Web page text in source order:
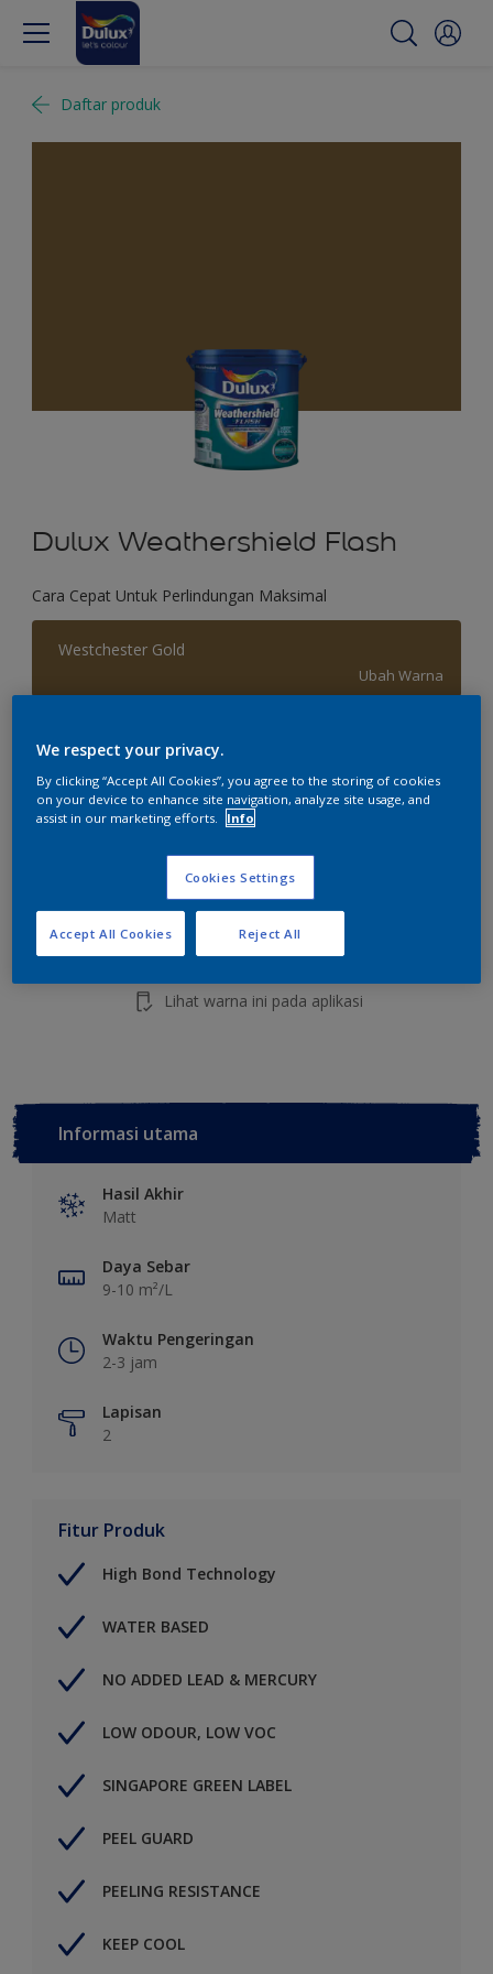
Daftar produk
Dulux Weathershield Flash
Cara Cepat Untuk Perlindungan Maksimal
Westchester Gold
Ubah Warna
2.5 L 20 L
Kalkulator cat
Tambahkan ke Ruang Kerja Temukan Toko
Lihat warna ini pada aplikasi
Informasi utama
Hasil Akhir
Matt
Daya Sebar
9-10 m²/L
Waktu Pengeringan
2-3 jam
Lapisan
2
Fitur Produk
High Bond Technology
WATER BASED
NO ADDED LEAD & MERCURY
LOW ODOUR, LOW VOC
SINGAPORE GREEN LABEL
PEEL GUARD
PEELING RESISTANCE
KEEP COOL
We respect your privacy.
By clicking “Accept All Cookies”, you agree to the storing of cookies
on your device to enhance site navigation, analyze site usage, and
assist in our marketing efforts.
Info
Cookies Settings
Reject All
Accept All Cookies